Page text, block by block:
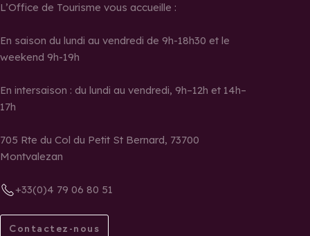
L’Office de Tourisme vous accueille :
En saison du lundi au vendredi de 9h-18h30 et le
weekend 9h-19h
En intersaison : du lundi au vendredi, 9h–12h et 14h–
17h
705 Rte du Col du Petit St Bernard, 73700
Montvalezan
+33(0)4 79 06 80 51
Contactez-nous